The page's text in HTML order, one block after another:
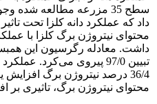
سطح 35 مزرعه مطالعه
داد که عملکرد دانه کلزا تحت
محتوای نیتروژن برگ کلزا با
داشت. معادله رگرسیون این
تبیین 97/0 پیروی می‌کرد.
36/4 درصد نیتروژن برگ
محتوای نیتروژن برگ، تاثیری بر